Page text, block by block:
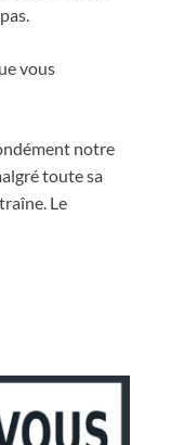
vous
notre
toute sa
Le